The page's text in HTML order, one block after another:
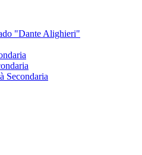
"Dante Alighieri"
Secondaria